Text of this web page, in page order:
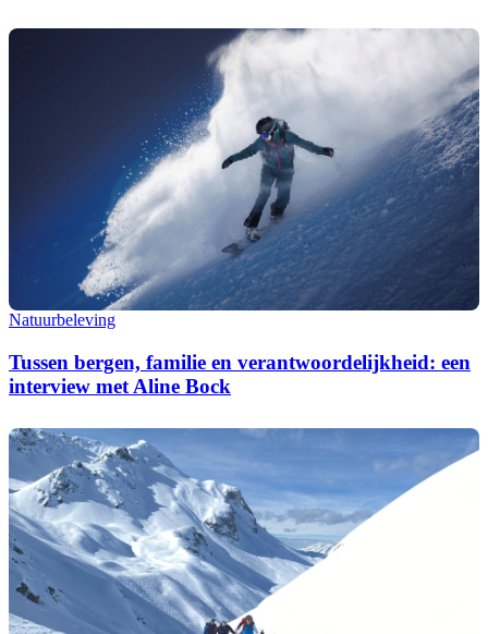
Natuurbeleving
Tussen bergen, familie en verantwoordelijkheid: een
interview met Aline Bock